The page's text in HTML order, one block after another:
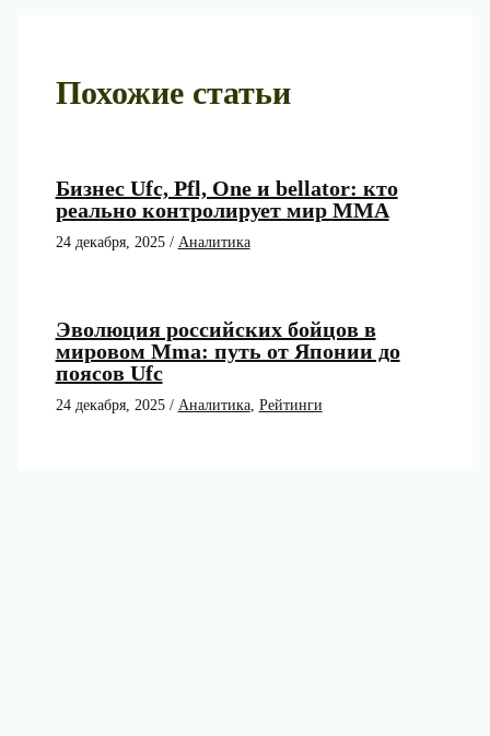
Похожие статьи
Бизнес Ufc, Pfl, One и bellator: кто
реально контролирует мир ММА
24 декабря, 2025 / Аналитика
Эволюция российских бойцов в
мировом Mma: путь от Японии до
поясов Ufc
24 декабря, 2025 / Аналитика, Рейтинги